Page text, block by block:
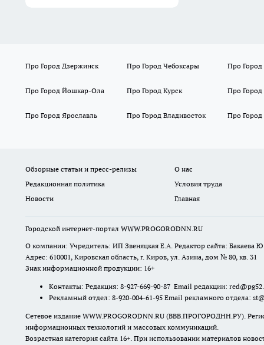
Про Город Дзержинск Про Город Чебоксары Про Город
Про Город Йошкар-Ола Про Город Курск Про
Про Город Ярославль Про Город Владивосток Про Город
Обзорные статьи и пресс-релизы
О нас
Редакционная политика
Условия труда
Новости
Главная
Городской интернет-портал WWW.PROGORODNN.RU
О компании: Учредитель: ИП Звеняцкая Е.А. Редактор сайта: Бакаева
Адрес: 610001, Кировская область, г. Киров, ул. Азина, дом № 80, кв. 31
Знак информационной продукции: 16+
Контакты: Редакция: 8-927-669-90-87 Email редакции:
Рекламный отдел: 8-920-004-61-95 Email рекламного отдела:
Сетевое издание WWW.PROGORODNN.RU (ВВВ.ПРОГОРОДНН.РУ).
информационных технологий и массовых коммуникаций.
Возрастная категория сайта 16+. При использовании материалов